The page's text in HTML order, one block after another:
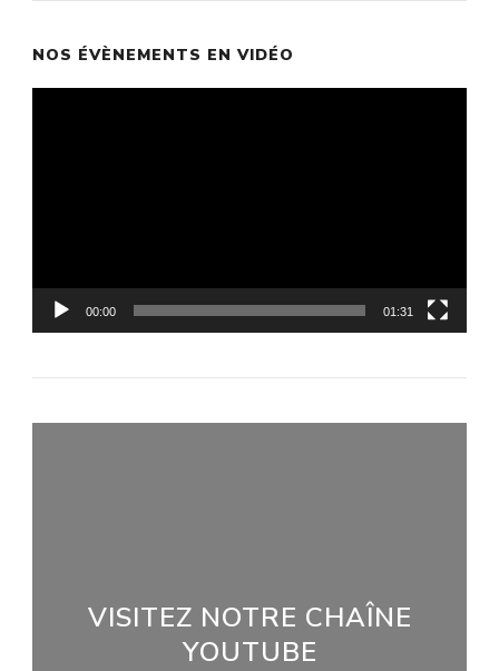
NOS ÉVÈNEMENTS EN VIDÉO
00:00 01:31
VISITEZ NOTRE CHAÎNE
YOUTUBE